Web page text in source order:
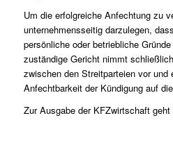
Um die erfolgreiche Anfechtung zu
unternehmensseitig darzulegen,
persönliche oder betriebliche
zuständige Gericht nimmt
zwischen den Streitparteien vor und
Anfechtbarkeit der Kündigung auf
Zur Ausgabe der KFZwirtschaft geht